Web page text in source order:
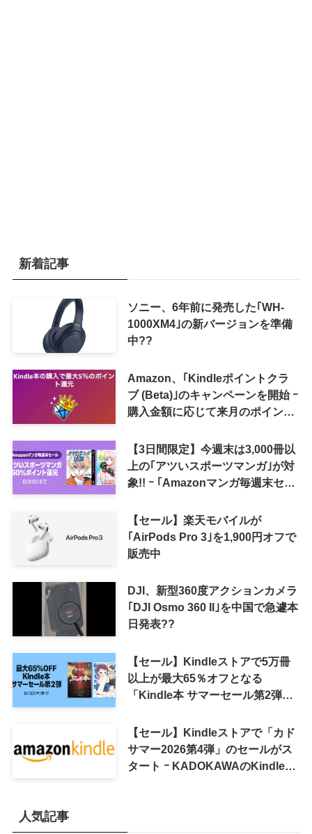
新着記事
ソニー、6年前に発売した｢WH-
1000XM4｣の新バージョンを準備
中??
Amazon、｢Kindleポイントクラ
ブ (Beta)｣のキャンペーンを開始 ｰ
購入金額に応じて来月のポイント
【3日間限定】今週末は3,000冊以
上の｢アツいスポーツマンガ｣が対
象!! ｰ ｢Amazonマンガ毎週末セー
【セール】楽天モバイルが
｢AirPods Pro 3｣を1,900円オフで
販売中
DJI、新型360度アクションカメラ
｢DJI Osmo 360 II｣を中国で急遽本
日発表??
【セール】Kindleストアで5万冊
以上が最大65％オフとなる
「Kindle本 サマーセール第2弾」
【セール】Kindleストアで「カド
サマー2026第4弾」のセールがス
タート ｰ KADOKAWAのKindle本
人気記事